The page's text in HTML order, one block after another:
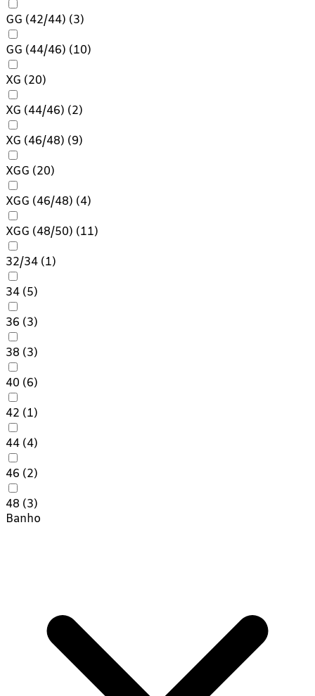
GG (42/44) (3)
GG (44/46) (10)
XG (20)
XG (44/46) (2)
XG (46/48) (9)
XGG (20)
XGG (46/48) (4)
XGG (48/50) (11)
32/34 (1)
34 (5)
36 (3)
38 (3)
40 (6)
42 (1)
44 (4)
46 (2)
48 (3)
Banho